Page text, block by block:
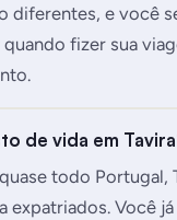
diferentes, e você
fizer sua
de vida em
todo Portugal,
expatriados. Você